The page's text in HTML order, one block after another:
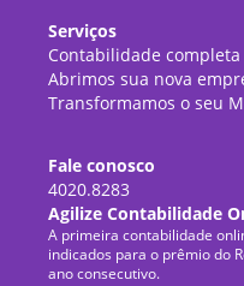
Serviços
Contabilidade completa
Abrimos sua nova
Transformamos o seu
Fale conosco
4020.8283
Agilize Contabilidade
A primeira contabilidade
indicados para o prêmio do
ano consecutivo.